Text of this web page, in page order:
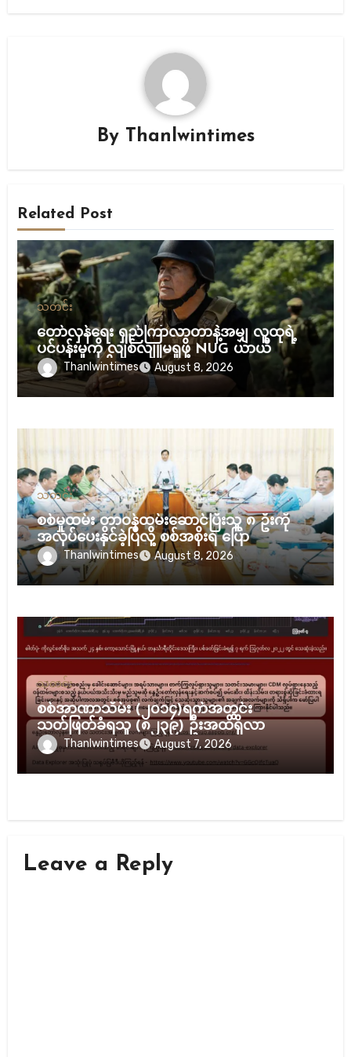
By Thanlwintimes
Related Post
သတင်း
တော်လှန်ရေး ရှည်ကြာလာတာနဲ့အမျှ လူထုရဲ့
ပင်ပန်းမှုကို လျစ်လျူမရှုဖို့ NUG ယာယီ
သမ္မတ သတိပေး
Thanlwintimes August 8, 2026
သတင်း
စစ်မှုထမ်း တာဝန်ထမ်းဆောင်ပြီးသူ ၈ ဦးကို
အလုပ်ပေးနိုင်ခဲ့ပြီလို့ စစ်အစိုးရ ပြော
Thanlwintimes August 8, 2026
သတင်း
စစ်အာဏာသိမ်း (၂၀၁၄)ရက်အတွင်း
သတ်ဖြတ်ခံရသူ (၈၂၃၉) ဦးအထိရှိလာ
Thanlwintimes August 7, 2026
Leave a Reply